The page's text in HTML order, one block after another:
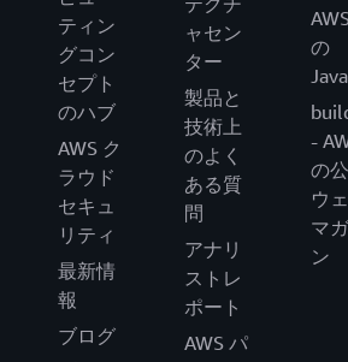
ティン
グコン
セプト
のハブ
AWS ク
ラウド
セキュ
リティ
最新情
報
ブログ
ャセン
ター
製品と
技術上
のよく
ある質
問
アナリ
ストレ
ポート
AWS パ
の
-
の
ウ
マ
ン